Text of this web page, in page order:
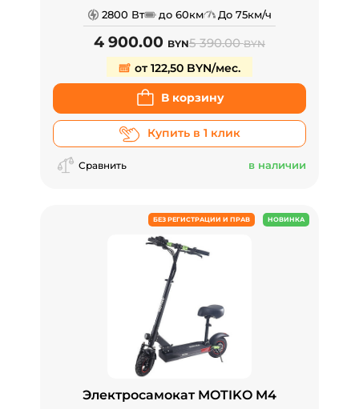
2800 Вт до 60км До 75км/ч
4 900.00 BYN5 390.00BYN
от 122,50 BYN/мес.
В корзину
Купить в 1 клик
Сравнить в наличии
БЕЗ РЕГИСТРАЦИИ И ПРАВ НОВИНКА
Электросамокат MOTIKO M4